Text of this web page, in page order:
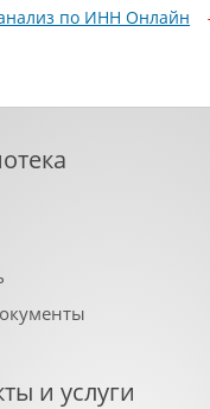
по ИНН Онлайн
и услуги